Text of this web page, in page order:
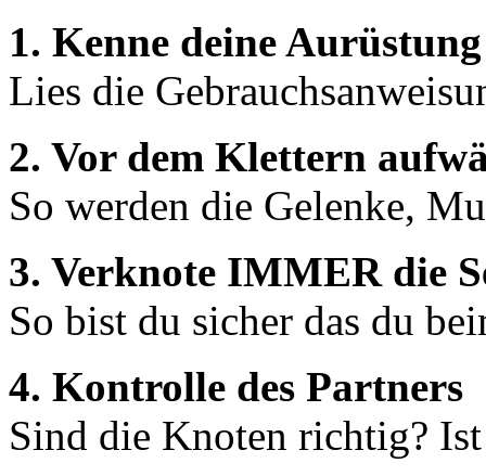
1. Kenne deine Aurüstung
Lies die
2. Vor dem Klettern
So werden die Gelenke,
3. Verknote IMMER die
So bist du sicher das du
4. Kontrolle des Partners
Sind die Knoten richtig?